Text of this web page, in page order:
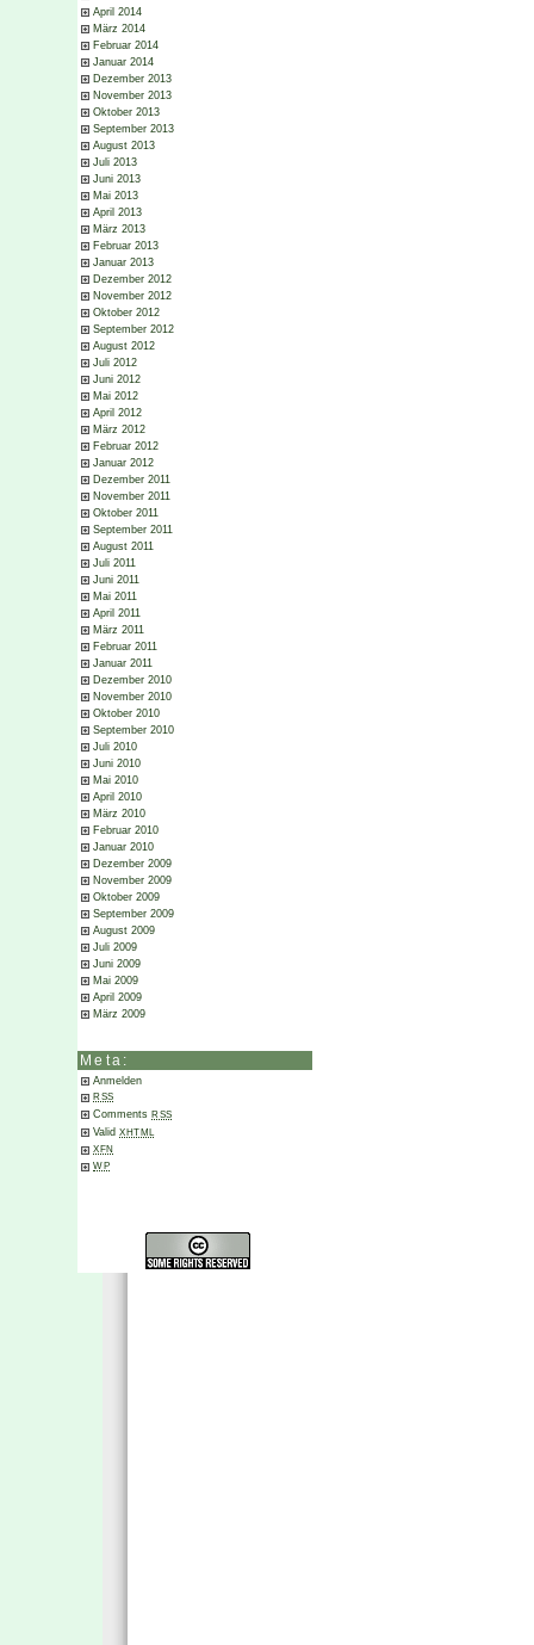
April 2014
März 2014
Februar 2014
Januar 2014
Dezember 2013
November 2013
Oktober 2013
September 2013
August 2013
Juli 2013
Juni 2013
Mai 2013
April 2013
März 2013
Februar 2013
Januar 2013
Dezember 2012
November 2012
Oktober 2012
September 2012
August 2012
Juli 2012
Juni 2012
Mai 2012
April 2012
März 2012
Februar 2012
Januar 2012
Dezember 2011
November 2011
Oktober 2011
September 2011
August 2011
Juli 2011
Juni 2011
Mai 2011
April 2011
März 2011
Februar 2011
Januar 2011
Dezember 2010
November 2010
Oktober 2010
September 2010
Juli 2010
Juni 2010
Mai 2010
April 2010
März 2010
Februar 2010
Januar 2010
Dezember 2009
November 2009
Oktober 2009
September 2009
August 2009
Juli 2009
Juni 2009
Mai 2009
April 2009
März 2009
Meta:
Anmelden
RSS
Comments RSS
Valid XHTML
XFN
WP